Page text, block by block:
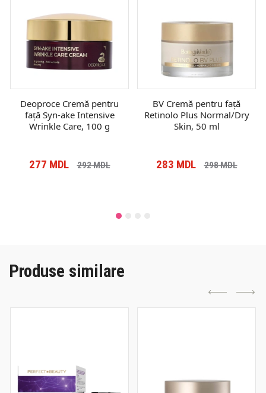
Deoproce Cremă pentru
față Syn-ake Intensive
Wrinkle Care, 100 g
277 MDL 292MDL
BV Cremă pentru față
Retinolo Plus Normal/Dry
Skin, 50 ml
283 MDL 298MDL
Produse similare